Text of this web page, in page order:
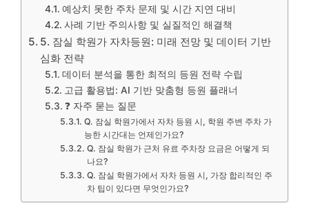
예상치 못한 주차 문제 및 시간 지연 대비
사례 기반 주의사항 및 실질적인 해결책
5. 잠실 학원가 자차등원: 미래 전망 및 데이터 기반
심화 전략
데이터 분석을 통한 최적의 등원 전략 수립
고급 활용법: AI 기반 맞춤형 등원 플래너
❓ 자주 묻는 질문
Q. 잠실 학원가에서 자차 등원 시, 학원 주변 주차 가
능한 시간대는 언제인가요?
Q. 잠실 학원가 근처 유료 주차장 요금은 어떻게 되
나요?
Q. 잠실 학원가에서 자차 등원 시, 가장 합리적인 주
차 팁이 있다면 무엇인가요?